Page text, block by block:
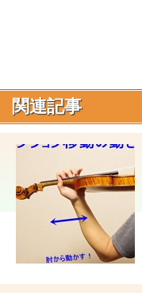
関連記事